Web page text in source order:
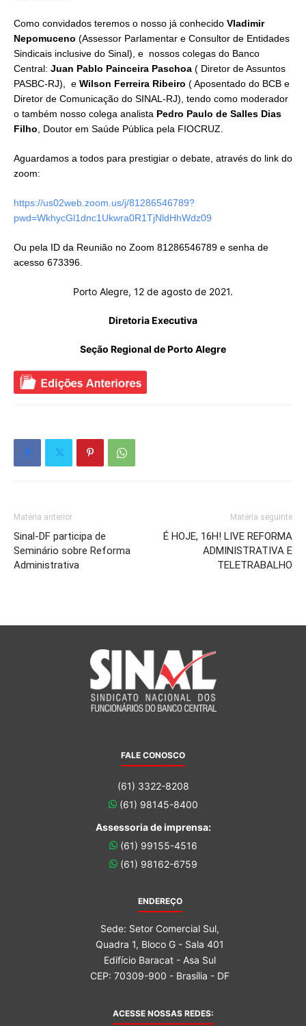
Como convidados teremos o nosso já conhecido Vladimir
Nepomuceno (Assessor Parlamentar e Consultor de Entidades
Sindicais inclusive do Sinal), e nossos colegas do Banco
Central: Juan Pablo Painceira Paschoa ( Diretor de Assuntos
PASBC-RJ), e Wilson Ferreira Ribeiro ( Aposentado do BCB e
Diretor de Comunicação do SINAL-RJ), tendo como moderador
o também nosso colega analista Pedro Paulo de Salles Dias
Filho , Doutor em Saúde Pública pela FIOCRUZ.
Aguardamos a todos para prestigiar o debate, através do link do
zoom:
https://us02web.zoom.us/j/81286546789?
pwd=WkhycGl1dnc1Ukwra0R1TjNldHhWdz09
Ou pela ID da Reunião no Zoom 81286546789 e senha de
acesso 673396.
Porto Alegre, 12 de agosto de 2021.
Diretoria Executiva
Seção Regional de Porto Alegre
Matéria anterior
Sinal-DF participa de
Seminário sobre Reforma
Administrativa
Matéria seguinte
É HOJE, 16H! LIVE REFORMA
ADMINISTRATIVA E
TELETRABALHO
FALE CONOSCO
(61) 3322-8208
(61) 98145-8400
Assessoria de imprensa:
(61) 99155-4516
(61) 98162-6759
ENDEREÇO
Sede: Setor Comercial Sul,
Quadra 1, Bloco G - Sala 401
Edifício Baracat - Asa Sul
CEP: 70309-900 - Brasília - DF
ACESSE NOSSAS REDES: